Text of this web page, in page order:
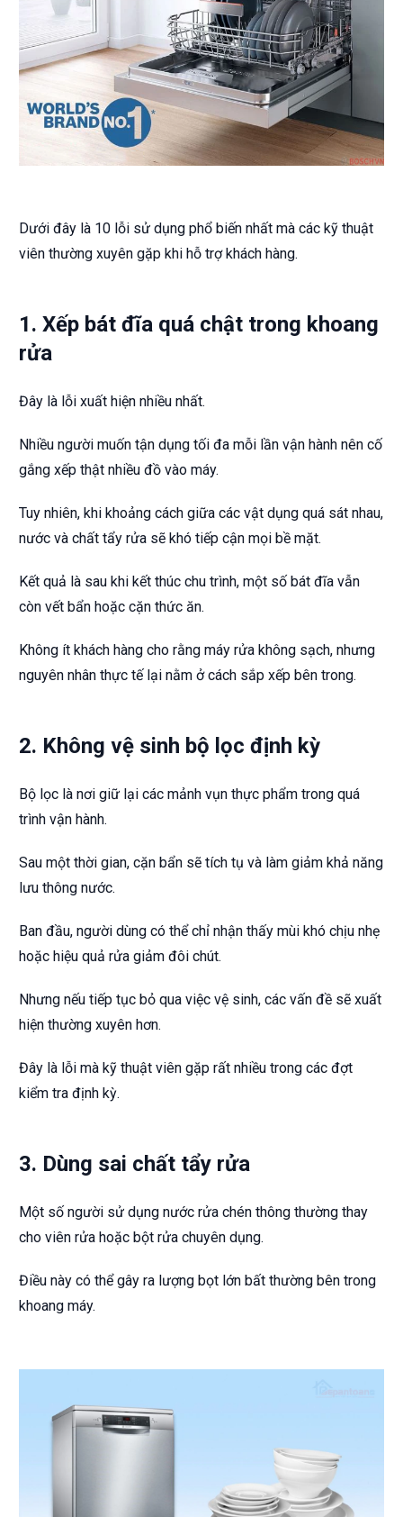
Dưới đây là 10 lỗi sử dụng phổ biến nhất mà các kỹ thuật
viên thường xuyên gặp khi hỗ trợ khách hàng.
1. Xếp bát đĩa quá chật trong khoang
rửa
Đây là lỗi xuất hiện nhiều nhất.
Nhiều người muốn tận dụng tối đa mỗi lần vận hành nên cố
gắng xếp thật nhiều đồ vào máy.
Tuy nhiên, khi khoảng cách giữa các vật dụng quá sát nhau,
nước và chất tẩy rửa sẽ khó tiếp cận mọi bề mặt.
Kết quả là sau khi kết thúc chu trình, một số bát đĩa vẫn
còn vết bẩn hoặc cặn thức ăn.
Không ít khách hàng cho rằng máy rửa không sạch, nhưng
nguyên nhân thực tế lại nằm ở cách sắp xếp bên trong.
2. Không vệ sinh bộ lọc định kỳ
Bộ lọc là nơi giữ lại các mảnh vụn thực phẩm trong quá
trình vận hành.
Sau một thời gian, cặn bẩn sẽ tích tụ và làm giảm khả năng
lưu thông nước.
Ban đầu, người dùng có thể chỉ nhận thấy mùi khó chịu nhẹ
hoặc hiệu quả rửa giảm đôi chút.
Nhưng nếu tiếp tục bỏ qua việc vệ sinh, các vấn đề sẽ xuất
hiện thường xuyên hơn.
Đây là lỗi mà kỹ thuật viên gặp rất nhiều trong các đợt
kiểm tra định kỳ.
3. Dùng sai chất tẩy rửa
Một số người sử dụng nước rửa chén thông thường thay
cho viên rửa hoặc bột rửa chuyên dụng.
Điều này có thể gây ra lượng bọt lớn bất thường bên trong
khoang máy.